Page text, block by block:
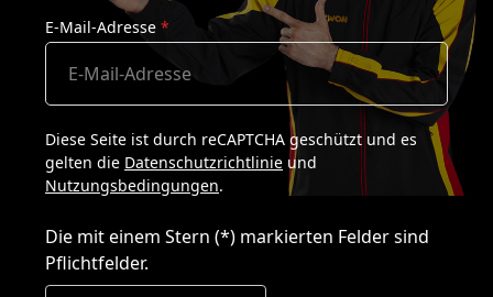
E-Mail-Adresse *
Diese Seite ist durch reCAPTCHA geschützt und es
gelten die Datenschutzrichtlinie und
Nutzungsbedingungen.
Die mit einem Stern (*) markierten Felder sind
Pflichtfelder.